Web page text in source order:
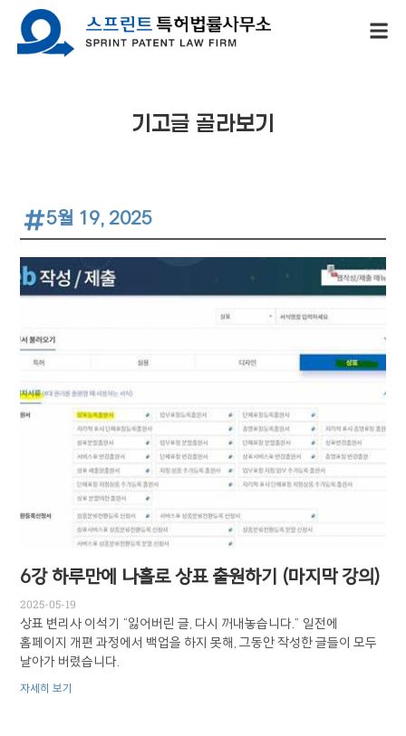
기고글 골라보기
5월 19, 2025
6강 하루만에 나홀로 상표 출원하기 (마지막 강의)
2025-05-19
상표 변리사 이석기 “잃어버린 글, 다시 꺼내놓습니다.” 일전에
홈페이지 개편 과정에서 백업을 하지 못해, 그동안 작성한 글들이 모두
날아가 버렸습니다.
자세히 보기